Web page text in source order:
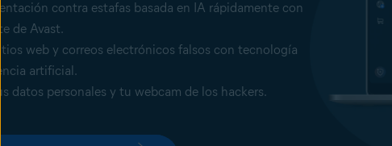
contra estafas basada en IA rápidamente con
de Avast.
web y correos electrónicos falsos con tecnología
artificial.
datos personales y tu webcam de los hackers.